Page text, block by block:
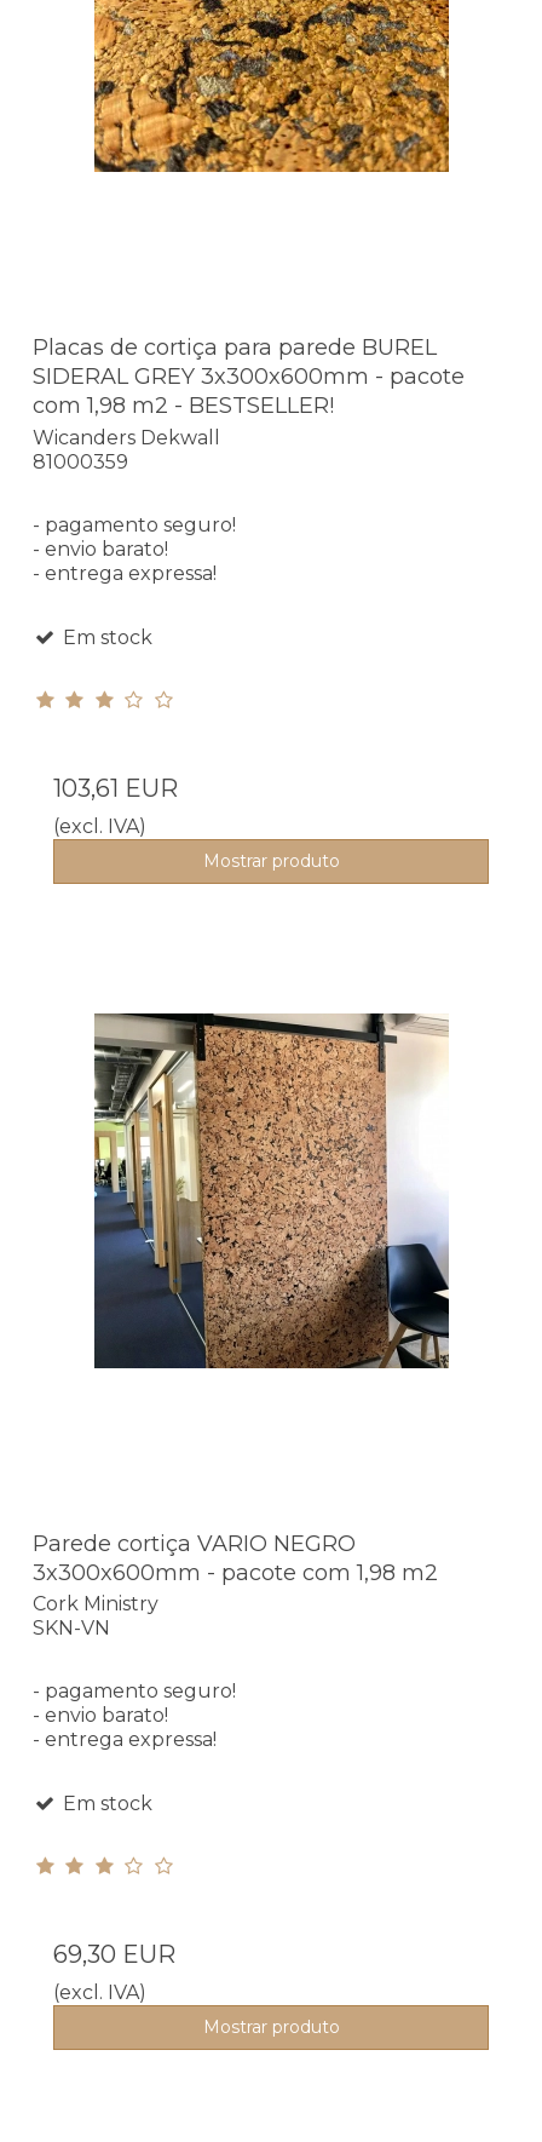
Placas de cortiça para parede BUREL
SIDERAL GREY 3x300x600mm - pacote
com 1,98 m2 - BESTSELLER!
Wicanders Dekwall
81000359
- pagamento seguro!
- envio barato!
- entrega expressa!
Em stock
103,61 EUR
(excl. IVA)
Mostrar produto
Parede cortiça VARIO NEGRO
3x300x600mm - pacote com 1,98 m2
Cork Ministry
SKN-VN
- pagamento seguro!
- envio barato!
- entrega expressa!
Em stock
69,30 EUR
(excl. IVA)
Mostrar produto